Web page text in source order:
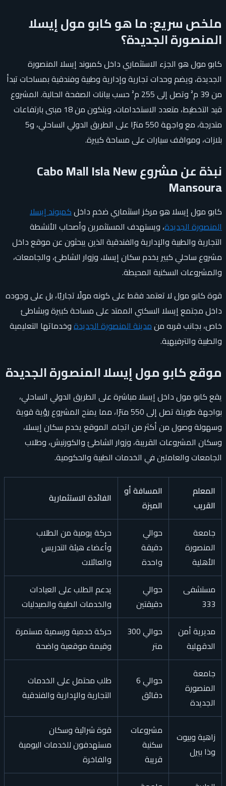
ملخص سريع: ما هو كابو مول إيسلا
المنصورة الجديدة؟
كابو مول هو الجزء الاستثماري داخل كمبوند إيسلا المنصورة
الجديدة، ويضم وحدات تجارية وإدارية وطبية وفندقية بمساحات تبدأ
من 39 م² وتصل إلى 255 م² حسب بيانات الصفحة الحالية. المشروع
قيد التخطيط، متعدد الاستخدامات، ويتكون من 18 مبنى بارتفاعات
متدرجة، مع واجهة 550 مترًا على الطريق الدولي الساحلي، و5
بلازات، ومواقف سيارات على مساحة كبيرة.
نبذة عن مشروع Cabo Mall Isla New
Mansoura
كابو مول إيسلا هو مركز استثماري ضخم داخلكمبوند إيسلا
المنصورة الجديدة، ويستهدف المستثمرين وأصحاب الأنشطة
التجارية والطبية والإدارية والفندقية الذين يبحثون عن موقع داخل
مشروع ساحلي كبير يخدم سكان إيسلا، وزوار الشاطئ، والجامعات،
والمشروعات السكنية المحيطة.
قوة كابو مول لا تعتمد فقط على كونه مولًا تجاريًا، بل على وجوده
داخل مجتمع إيسلا السكني الممتد على مساحة كبيرة وبشاطئ
خاص، بجانب قربه منمدينة المنصورة الجديدةوخدماتها التعليمية
والطبية والترفيهية.
موقع كابو مول إيسلا المنصورة الجديدة
يقع كابو مول داخل إيسلا مباشرة على الطريق الدولي الساحلي،
بواجهة طويلة تصل إلى 550 مترًا، مما يمنح المشروع رؤية قوية
وسهولة وصول من أكثر من اتجاه. الموقع يخدم سكان إيسلا،
وسكان المشروعات القريبة، وزوار الشاطئ والكورنيش، وطلاب
الجامعات والعاملين في الخدمات الطبية والحكومية.
المعلم
القريب
المسافة أو
الميزة
الفائدة الاستثمارية
جامعة
المنصورة
الأهلية
حوالي
دقيقة
واحدة
حركة يومية من الطلاب
وأعضاء هيئة التدريس
والعائلات
مستشفى
333
حوالي
دقيقتين
يدعم الطلب على العيادات
والخدمات الطبية والصيدليات
مديرية أمن
الدقهلية
حوالي 300
متر
حركة خدمية ورسمية مستمرة
وقيمة موقعية واضحة
جامعة
المنصورة
الجديدة
حوالي 6
دقائق
طلب محتمل على الخدمات
التجارية والإدارية والفندقية
زاهية وبيوت
وذا بيرل
مشروعات
سكنية
قريبة
قوة شرائية وسكان
مستهدفون للخدمات اليومية
والفاخرة